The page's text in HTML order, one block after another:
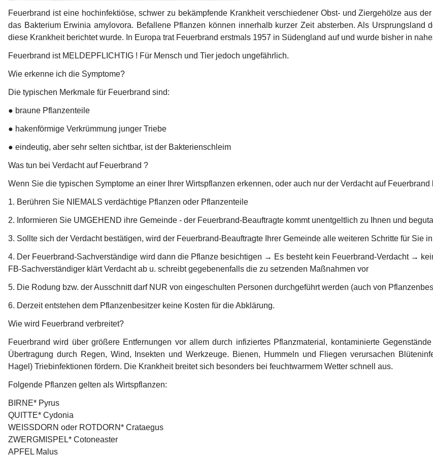
Feuerbrand ist eine hochinfektiöse, schwer zu bekämpfende Krankheit verschiedener Obst- und Ziergehölze aus
das Bakterium Erwinia amylovora. Befallene Pflanzen können innerhalb kurzer Zeit absterben. Als
diese Krankheit berichtet wurde. In Europa trat Feuerbrand erstmals 1957 in Südengland auf und wurde bisher in
Feuerbrand ist MELDEPFLICHTIG ! Für Mensch und Tier jedoch ungefährlich.
Wie erkenne ich die Symptome?
Die typischen Merkmale für Feuerbrand sind:
● braune Pflanzenteile
● hakenförmige Verkrümmung junger Triebe
● eindeutig, aber sehr selten sichtbar, ist der Bakterienschleim
Was tun bei Verdacht auf Feuerbrand ?
Wenn Sie die typischen Symptome an einer Ihrer Wirtspflanzen erkennen, oder auch nur der Verdacht auf
1. Berühren Sie NIEMALS verdächtige Pflanzen oder Pflanzenteile
2. Informieren Sie UMGEHEND ihre Gemeinde - der Feuerbrand-Beauftragte kommt unentgeltlich zu Ihnen und
3. Sollte sich der Verdacht bestätigen, wird der Feuerbrand-Beauftragte Ihrer Gemeinde alle weiteren Schritte für Sie
4. Der Feuerbrand-Sachverständige wird dann die Pflanze besichtigen → Es besteht kein Feuerbrand-Verdacht →
FB-Sachverständiger klärt Verdacht ab u. schreibt gegebenenfalls die zu setzenden Maßnahmen vor
5. Die Rodung bzw. der Ausschnitt darf NUR von eingeschulten Personen durchgeführt werden (auch von
6. Derzeit entstehen dem Pflanzenbesitzer keine Kosten für die Abklärung.
Wie wird Feuerbrand verbreitet?
Feuerbrand wird über größere Entfernungen vor allem durch infiziertes Pflanzmaterial, kontaminierte
Übertragung durch Regen, Wind, Insekten und Werkzeuge. Bienen, Hummeln und Fliegen verursachen
Hagel) Triebinfektionen fördern. Die Krankheit breitet sich besonders bei feuchtwarmem Wetter schnell aus.
Folgende Pflanzen gelten als Wirtspflanzen:
BIRNE* Pyrus
QUITTE* Cydonia
WEISSDORN oder ROTDORN* Crataegus
ZWERGMISPEL* Cotoneaster
APFEL Malus